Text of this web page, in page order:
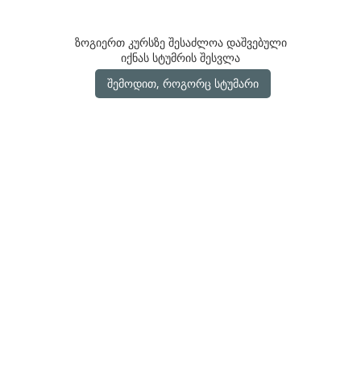
ზოგიერთ კურსზე შესაძლოა დაშვებული
იქნას სტუმრის შესვლა